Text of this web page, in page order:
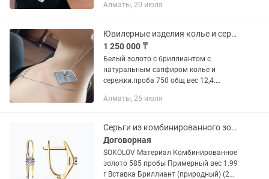
футляр для хранения. После чистки.
Алматы, 20 июля
Ювилерные изделия колье и сережки
1 250 000 ₸
Белый золото с бриллиантом с
натуральным сапфиром колье и
сережки.проба 750 общ вес 12,4.
комплект.срочно продам карат
рассрочку.
Алматы, 26 июля
Серьги из комбинированного золота с бриллиантом
Договорная
SOKOLOV Материал Комбинированное
золото 585 пробы Примерный вес 1.99
г Вставка Бриллиант (природный) (2